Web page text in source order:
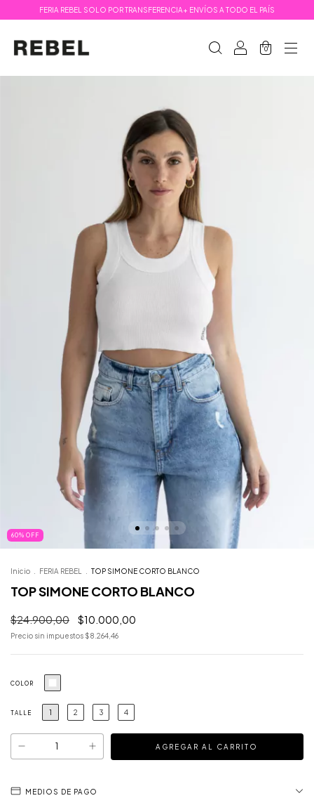
FERIA REBEL SOLO POR TRANSFERENCIA+ ENVÍOS A TODO EL PAÍS
0
60% OFF
Inicio FERIA REBEL TOP SIMONE CORTO BLANCO
TOP SIMONE CORTO BLANCO
$24.900,00 $10.000,00
Precio sin impuestos $8.264,46
COLOR
TALLE 1 2 3 4
MEDIOS DE PAGO